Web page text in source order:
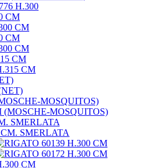
CM
CM
CM
MOSQUITOS)
SMERLATA
CM